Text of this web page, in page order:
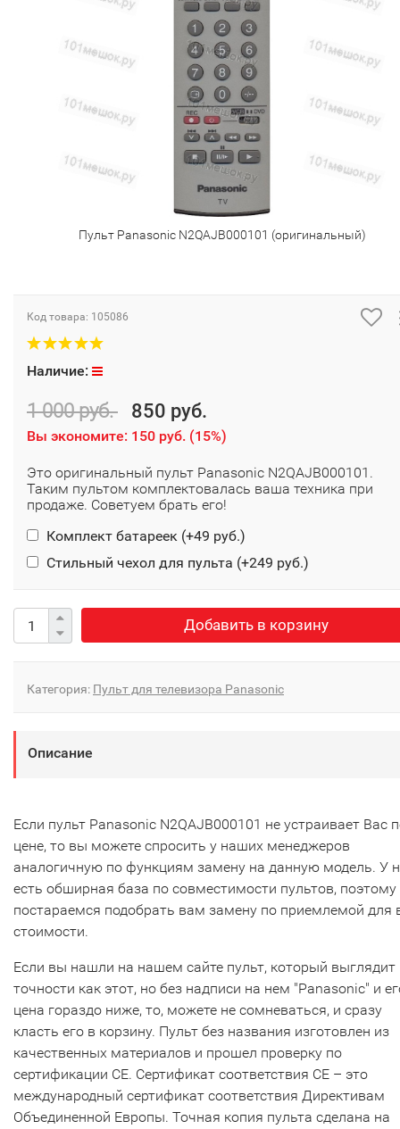
Пульт Panasonic N2QAJB000101 (оригинальный)
Код товара: 105086
Наличие:
1 000 руб. 850 руб.
Вы экономите: 150 руб. (15%)
Это оригинальный пульт Panasonic N2QAJB000101.
Таким пультом комплектовалась ваша техника при
продаже. Советуем брать его!
Комплект батареек (+49 руб.)
Стильный чехол для пульта (+249 руб.)
Добавить в корзину
Категория: Пульт для телевизора Panasonic
Описание
Если пульт Panasonic N2QAJB000101 не устраивает Вас
цене, то вы можете спросить у наших менеджеров
аналогичную по функциям замену на данную модель. У
есть обширная база по совместимости пультов,
постараемся подобрать вам замену по приемлемой для
стоимости.
Если вы нашли на нашем сайте пульт, который выглядит
точности как этот, но без надписи на нем "Panasonic" и
цена гораздо ниже, то, можете не сомневаться, и сразу
класть его в корзину. Пульт без названия изготовлен из
качественных материалов и прошел проверку по
сертификации CE. Сертификат соответствия СЕ – это
международный сертификат соответствия Директивам
Объединенной Европы. Точная копия пульта сделана на